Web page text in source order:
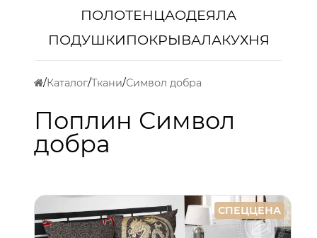
ПОЛОТЕНЦАОДЕЯЛА
ПОДУШКИПОКРЫВАЛАКУХНЯ
Каталог Ткани Символ добра
Поплин Символ
добра
СПЕЦЦЕНА